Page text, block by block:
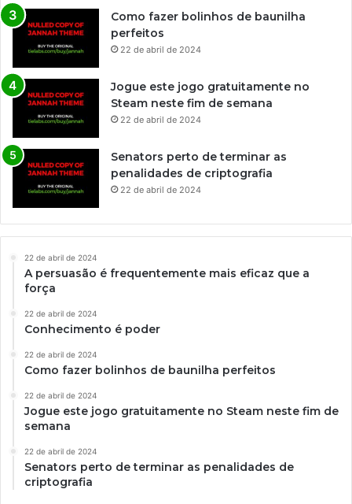
Como fazer bolinhos de baunilha
perfeitos
22 de abril de 2024
Jogue este jogo gratuitamente no
Steam neste fim de semana
22 de abril de 2024
Senators perto de terminar as
penalidades de criptografia
22 de abril de 2024
22 de abril de 2024
A persuasão é frequentemente mais eficaz que a
força
22 de abril de 2024
Conhecimento é poder
22 de abril de 2024
Como fazer bolinhos de baunilha perfeitos
22 de abril de 2024
Jogue este jogo gratuitamente no Steam neste fim de
semana
22 de abril de 2024
Senators perto de terminar as penalidades de
criptografia